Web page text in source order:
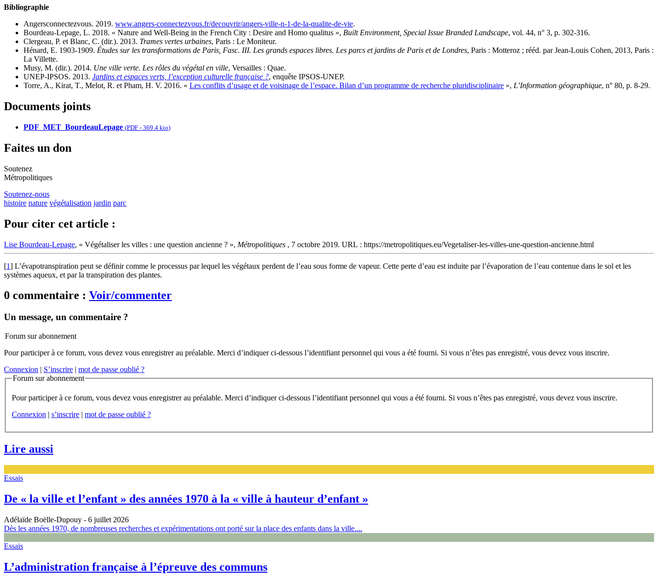
Bibliographie
Angersconnectezvous. 2019. www.angers-connectezvous.fr/decouvrir/angers-ville-n-1-de-la-qualite-de-vie.
Bourdeau-Lepage, L. 2018. « Nature and Well-Being in the French City : Desire and Homo qualitus », Built Environment, Special Issue Branded Landscape, vol. 44, n° 3, p. 302-316.
Clergeau, P. et Blanc, C. (dir.). 2013. Trames vertes urbaines, Paris : Le Moniteur.
Hénard, E. 1903-1909. Études sur les transformations de Paris, Fasc. III. Les grands espaces libres. Les parcs et jardins de Paris et de Londres, Paris : Motteroz ; rééd. par Jean-Louis Cohen, 2013, Paris :
La Villette.
Musy, M. (dir.). 2014. Une ville verte. Les rôles du végétal en ville, Versailles : Quae.
UNEP-IPSOS. 2013. Jardins et espaces verts, l’exception culturelle française ?, enquête IPSOS-UNEP.
Torre, A., Kirat, T., Melot, R. et Pham, H. V. 2016. « Les conflits d’usage et de voisinage de l’espace. Bilan d’un programme de recherche pluridisciplinaire », L’Information géographique, n° 80, p. 8-29.
Documents joints
PDF_MET_BourdeauLepage (PDF - 369.4 kio)
Faites un don
Soutenez
Métropolitiques
Soutenez-nous
histoire nature végétalisation jardin parc
Pour citer cet article :
Lise Bourdeau-Lepage, « Végétaliser les villes : une question ancienne ? », Métropolitiques , 7 octobre 2019. URL : https://metropolitiques.eu/Vegetaliser-les-villes-une-question-ancienne.html
[1] L’évapotranspiration peut se définir comme le processus par lequel les végétaux perdent de l’eau sous forme de vapeur. Cette perte d’eau est induite par l’évaporation de l’eau contenue dans le sol et les
systèmes aqueux, et par la transpiration des plantes.
0 commentaire : Voir/commenter
Un message, un commentaire ?
Forum sur abonnement
Pour participer à ce forum, vous devez vous enregistrer au préalable. Merci d’indiquer ci-dessous l’identifiant personnel qui vous a été fourni. Si vous n’êtes pas enregistré, vous devez vous inscrire.
Connexion | S’inscrire | mot de passe oublié ?
Forum sur abonnement
Pour participer à ce forum, vous devez vous enregistrer au préalable. Merci d’indiquer ci-dessous l’identifiant personnel qui vous a été fourni. Si vous n’êtes pas enregistré, vous devez vous inscrire.
Connexion | s’inscrire | mot de passe oublié ?
Lire aussi
Essais
De « la ville et l’enfant » des années 1970 à la « ville à hauteur d’enfant »
Adélaïde Boëlle-Dupouy - 6 juillet 2026
Dès les années 1970, de nombreuses recherches et expérimentations ont porté sur la place des enfants dans la ville....
Essais
L’administration française à l’épreuve des communs